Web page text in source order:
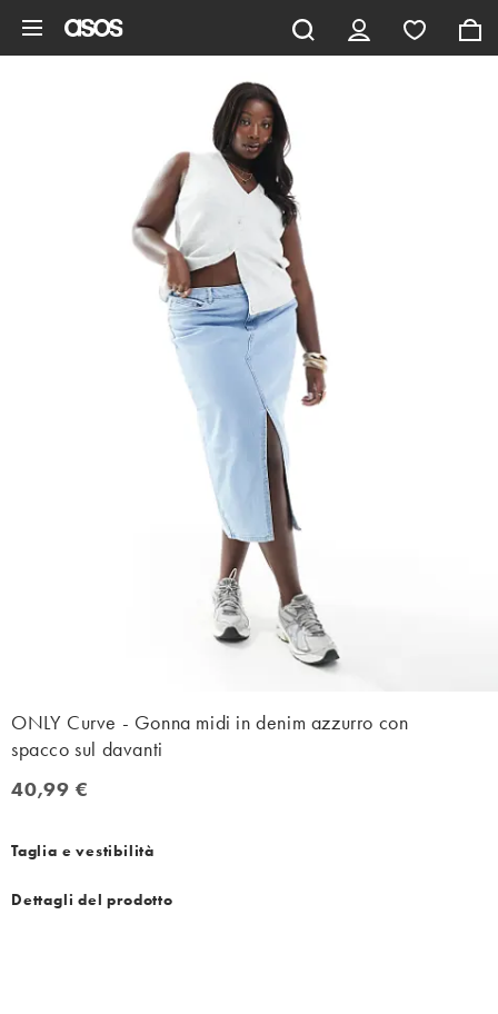
ONLY Curve - Gonna midi in denim azzurro con
spacco sul davanti
40,99 €
40,99 €
Taglia e vestibilità
Dettagli del prodotto